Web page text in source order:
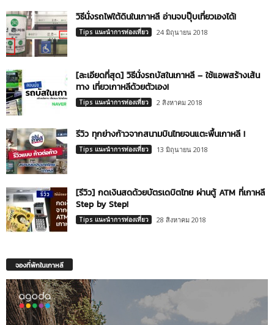
วิธีนั่งรถไฟใต้ดินในเกาหลี อ่านจบปุ๊บเที่ยวเองได้!
Tips แนะนำการท่องเที่ยว 24 มิถุนายน 2018
[ละเอียดที่สุด] วิธีนั่งรถบัสในเกาหลี – ใช้แอพสร้างเส้น
ทาง เที่ยวเกาหลีด้วยตัวเอง!
Tips แนะนำการท่องเที่ยว 2 สิงหาคม 2018
รีวิว ทุกย่างก้าวจากสนามบินไทยจนแตะพื้นเกาหลี !
Tips แนะนำการท่องเที่ยว 13 มิถุนายน 2018
[รีวิว] กดเงินสดด้วยบัตรเดบิตไทย ผ่านตู้ ATM ที่เกาหลี
Step by Step!
Tips แนะนำการท่องเที่ยว 28 สิงหาคม 2018
จองที่พักในเกาหลี